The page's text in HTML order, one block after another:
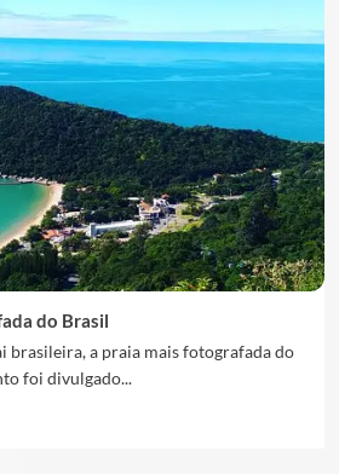
do Brasil
brasileira, a praia mais fotografada do
foi divulgado...